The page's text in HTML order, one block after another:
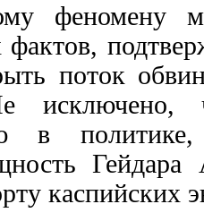
феномену
фактов,
поток
в
каспийских